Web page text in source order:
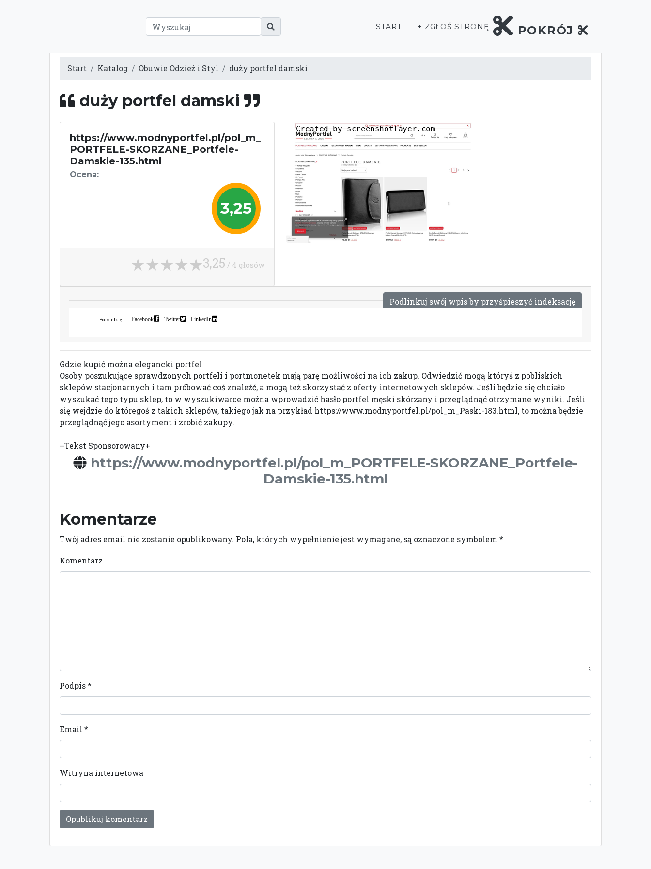
START + ZGŁOŚ STRONĘ POKRÓJ
Start Katalog Obuwie Odzież i Styl duży portfel damski
duży portfel damski
https://www.modnyportfel.pl/pol_m_
PORTFELE-SKORZANE_Portfele-
Damskie-135.html
Ocena:
3,25
3,25 / 4 głosów
Podlinkuj swój wpisby przyśpieszyć indeksację
Podziel się: Facebook Twitter LinkedIn
Gdzie kupić można elegancki portfel
Osoby poszukujące sprawdzonych portfeli i portmonetek mają parę możliwości na ich zakup. Odwiedzić mogą któryś z pobliskich
sklepów stacjonarnych i tam próbować coś znaleźć, a mogą też skorzystać z oferty internetowych sklepów. Jeśli będzie się chciało
wyszukać tego typu sklep, to w wyszukiwarce można wprowadzić hasło portfel męski skórzany i przeglądnąć otrzymane wyniki. Jeśli
się wejdzie do któregoś z takich sklepów, takiego jak na przykład https://www.modnyportfel.pl/pol_m_Paski-183.html, to można będzie
przeglądnąć jego asortyment i zrobić zakupy.
+Tekst Sponsorowany+
https://www.modnyportfel.pl/pol_m_PORTFELE-SKORZANE_Portfele-
Damskie-135.html
Komentarze
Twój adres email nie zostanie opublikowany. Pola, których wypełnienie jest wymagane, są oznaczone symbolem *
Komentarz
Podpis*
Email *
Witryna internetowa